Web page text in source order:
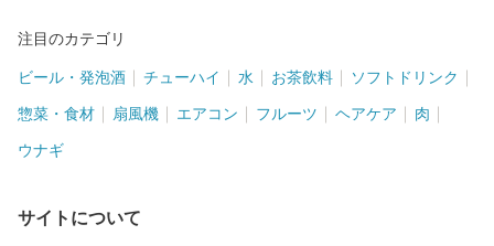
注目のカテゴリ
ビール・発泡酒 チューハイ 水 お茶飲料 ソフトドリンク
惣菜・食材 扇風機 エアコン フルーツ ヘアケア 肉
ウナギ
サイトについて